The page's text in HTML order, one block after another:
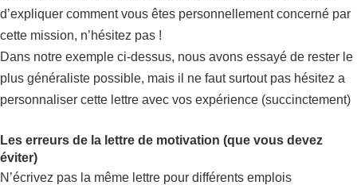
d’expliquer comment vous êtes personnellement concerné par
cette mission, n’hésitez pas !
Dans notre exemple ci-dessus, nous avons essayé de rester le
plus généraliste possible, mais il ne faut surtout pas hésitez a
personnaliser cette lettre avec vos expérience (succinctement)
Les erreurs de la lettre de motivation (que vous devez
éviter)
N’écrivez pas la même lettre pour différents emplois